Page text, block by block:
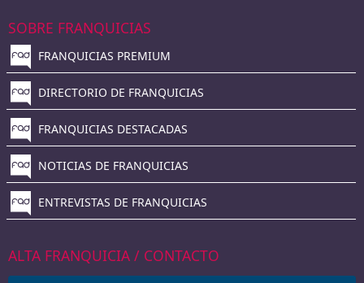
SOBRE FRANQUICIAS
FRANQUICIAS PREMIUM
DIRECTORIO DE FRANQUICIAS
FRANQUICIAS DESTACADAS
NOTICIAS DE FRANQUICIAS
ENTREVISTAS DE FRANQUICIAS
ALTA FRANQUICIA / CONTACTO